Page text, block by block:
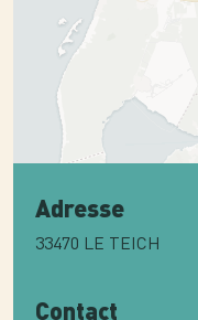
Adresse
33470 LE TEICH
Contact